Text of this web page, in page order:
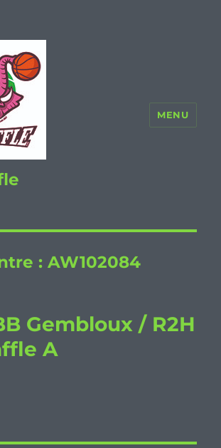
MENU
:AW102084
Gembloux / R2H
A